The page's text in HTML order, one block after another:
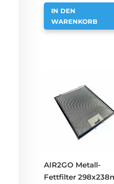
IN DEN
WARENKORB
AIR2GO Metall-
Fettfilter